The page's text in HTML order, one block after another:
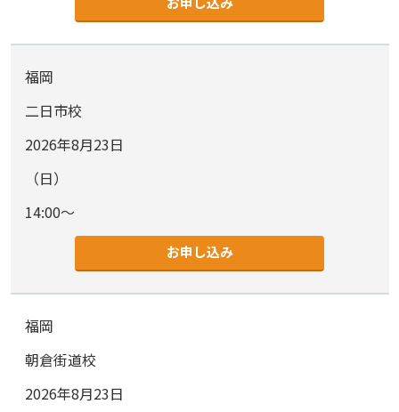
福岡
二日市校
2026年8月23日
（日）
14:00～
お申し込み
福岡
朝倉街道校
2026年8月23日